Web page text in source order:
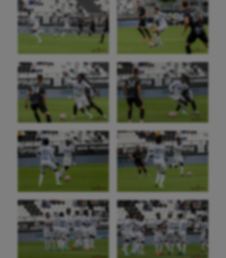
Aéronautique
Athlétisme
Auto
Aviron
Balle à la main
Ballon au poing
Baseball